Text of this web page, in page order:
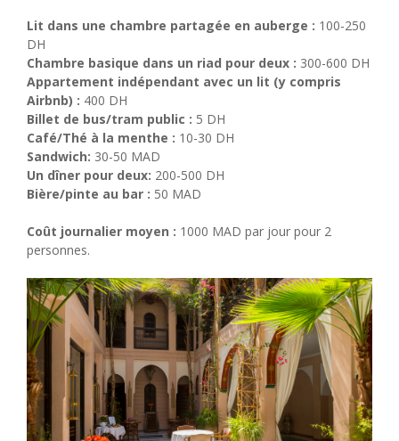
Lit dans une chambre partagée en auberge : 100-250
DH
Chambre basique dans un riad pour deux : 300-600 DH
Appartement indépendant avec un lit (y compris
Airbnb) : 400 DH
Billet de bus/tram public : 5 DH
Café/Thé à la menthe : 10-30 DH
Sandwich: 30-50 MAD
Un dîner pour deux: 200-500 DH
Bière/pinte au bar : 50 MAD
Coût journalier moyen : 1000 MAD par jour pour 2
personnes.